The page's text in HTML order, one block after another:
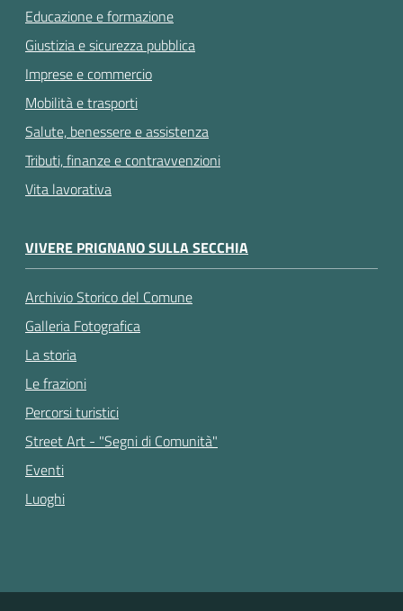
Educazione e formazione
Giustizia e sicurezza pubblica
Imprese e commercio
Mobilità e trasporti
Salute, benessere e assistenza
Tributi, finanze e contravvenzioni
Vita lavorativa
VIVERE PRIGNANO SULLA SECCHIA
Archivio Storico del Comune
Galleria Fotografica
La storia
Le frazioni
Percorsi turistici
Street Art - "Segni di Comunità"
Eventi
Luoghi